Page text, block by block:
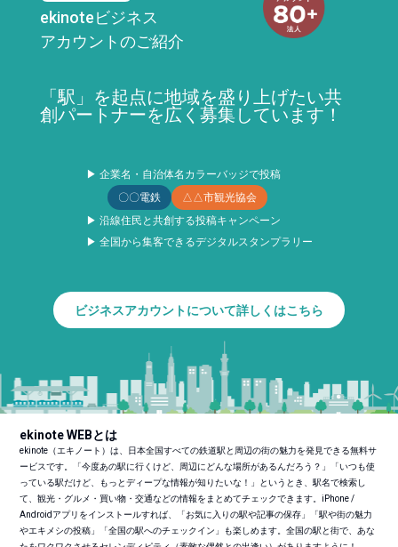
ekinoteビジネス
アカウントのご紹介
「駅」を起点に地域を盛り上げたい共
創パートナーを広く募集しています！
▶ 企業名・自治体名カラーバッジで投稿
〇〇電鉄
△△市観光協会
▶ 沿線住民と共創する投稿キャンペーン
▶ 全国から集客できるデジタルスタンプラリー
ビジネスアカウントについて詳しくはこちら
ekinote WEBとは
ekinote（エキノート）は、日本全国すべての鉄道駅と周辺の街の魅力を発見できる無料サ
ービスです。「今度あの駅に行くけど、周辺にどんな場所があるんだろう？」「いつも使
っている駅だけど、もっとディープな情報が知りたいな！」というとき、駅名で検索し
て、観光・グルメ・買い物・交通などの情報をまとめてチェックできます。iPhone /
Androidアプリをインストールすれば、「お気に入りの駅や記事の保存」「駅や街の魅力
やエキメシの投稿」「全国の駅へのチェックイン」も楽しめます。全国の駅と街で、あな